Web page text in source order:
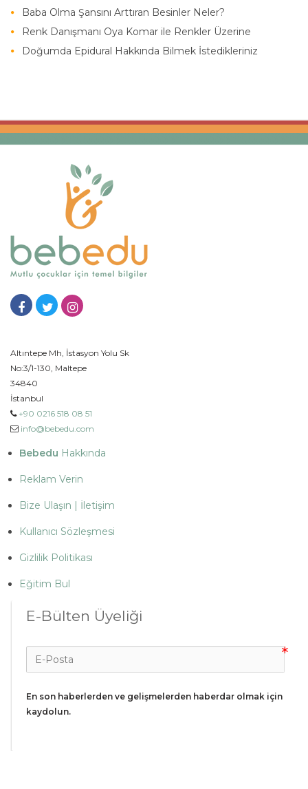
Baba Olma Şansını Arttıran Besinler Neler?
Renk Danışmanı Oya Komar ile Renkler Üzerine
Doğumda Epidural Hakkında Bilmek İstedikleriniz
Altıntepe Mh, İstasyon Yolu Sk
No:3/1-130, Maltepe
34840
İstanbul
+90 0216 518 08 51
info@bebedu.com
Bebedu Hakkında
Reklam Verin
Bize Ulaşın | İletişim
Kullanıcı Sözleşmesi
Gizlilik Politikası
Eğitim Bul
E-Bülten Üyeliği
En son haberlerden ve gelişmelerden haberdar olmak için
kaydolun.